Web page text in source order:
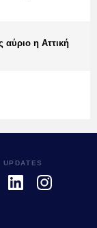
αύριο η Αττική